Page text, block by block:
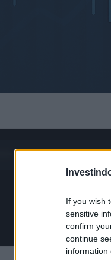
If you wish
sensitive
confirm
continue
information